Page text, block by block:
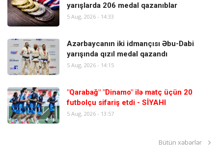
yarışlarda 206 medal qazanıblar
5 Aug, 2026 - 14:33
Azərbaycanın iki idmançısı Əbu-Dabi
yarışında qızıl medal qazandı
5 Aug, 2026 - 14:15
"Qarabağ" "Dinamo" ilə matç üçün 20
futbolçu sifariş etdi - SİYAHI
5 Aug, 2026 - 13:57
Bütün xəbərlər